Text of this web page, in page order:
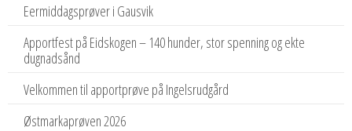
Eermiddagsprøver i Gausvik
Apportfest på Eidskogen – 140 hunder, stor spenning og ekte
dugnadsånd
Velkommen til apportprøve på Ingelsrudgård
Østmarkaprøven 2026